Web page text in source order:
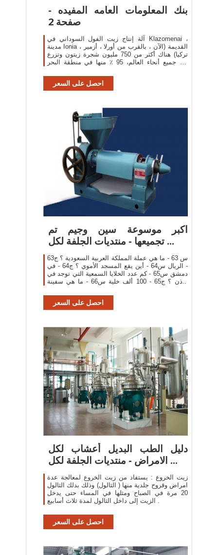
بنك المعلومات العامه المفيده -
صفحة 2
آلة إنتاج زيت الفول السوداني في Klazomenai ،
مدينة Ionia القديمة (الآن ، بالقرب من أورلا ، أزمير ،
تركيا) هناك أكثر من 750 مليون شجرة زيتون وتزرع
في جميع أنحاء العالم، 95 ٪ منها في منطقة البحر
احصل على السعر
اكبر موسوعة سين وجيم تم
تجميعها - منتديات الجلفة لكل ...
س 63 - ما هي عملة المملكة العربية السعودية ؟ ج63
- الريال س64 - أين يقع المسجد الأموي ؟ ج64 - في
دمشق س65 - كم عدد الخلايا السمعية التي توجد في
الأذن ؟ ج65 - 100 ألف خلية س66 - ما هي سفينة
احصل على السعر
دليل الطب البديل أعشاب لكل
الامراض - منتديات الجلفة لكل ...
زيت الخروع : يستفاد من زيت الخروع لمعالجة عدة
امراض وقروح جلدية منها ( الثالول) وذلك بدلك الثالول
20 مرة في الصباح ومثلها في المساء حتى يدخل
الزيت إلى داخل الثالول لمدة ثلاث أسابيع .
احصل على السعر